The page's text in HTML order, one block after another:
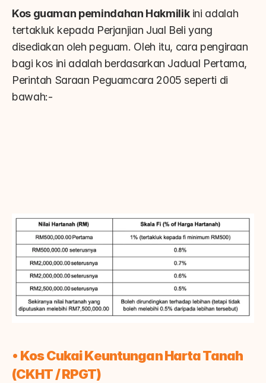
Kos guaman pemindahan Hakmilik ini adalah
tertakluk kepada Perjanjian Jual Beli yang
disediakan oleh peguam. Oleh itu, cara pengiraan
bagi kos ini adalah berdasarkan Jadual Pertama,
Perintah Saraan Peguamcara 2005 seperti di
bawah:-
• Kos Cukai Keuntungan Harta Tanah
(CKHT / RPGT)